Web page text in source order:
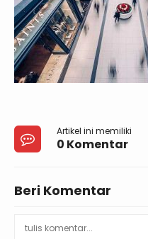
Artikel ini memiliki
0 Komentar
Beri Komentar